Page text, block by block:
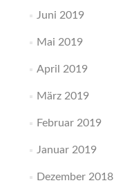
Juni 2019
Mai 2019
April 2019
März 2019
Februar 2019
Januar 2019
Dezember 2018